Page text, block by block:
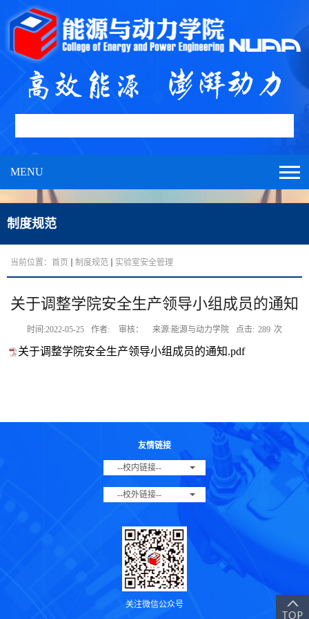
MENU
制度规范
当前位置： 首页 制度规范 实验室安全管理
关于调整学院安全生产领导小组成员的通知
时间:2022-05-25 作者: 审核： 来源:能源与动力学院 点击: 289 次
关于调整学院安全生产领导小组成员的通知.pdf
友情链接
--校内链接--
--校外链接--
关注微信公众号